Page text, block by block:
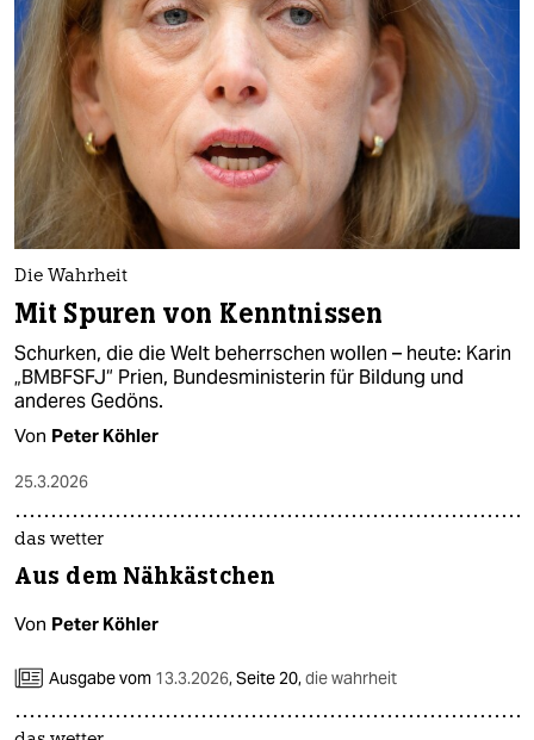
Die Wahrheit
Mit Spuren von Kenntnissen
Schurken, die die Welt beherrschen wollen – heute: Karin
„BMBFSFJ“ Prien, Bundesministerin für Bildung und
anderes Gedöns.
Von Peter Köhler
25.3.2026
das wetter
Aus dem Nähkästchen
Von Peter Köhler
Ausgabe vom 13.3.2026,Seite 20,die wahrheit